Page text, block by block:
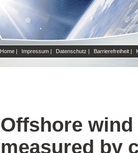
Home | Impressum | Datenschutz | Barrierefreiheit |
Offshore
measured by